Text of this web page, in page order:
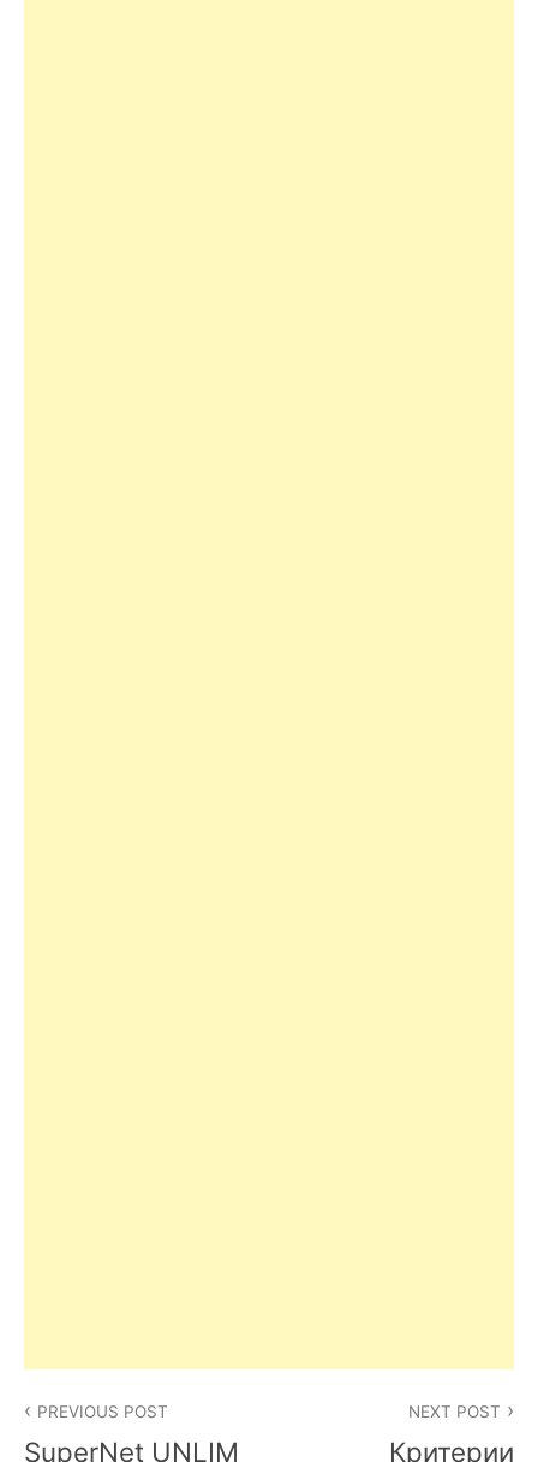
navigation
PREVIOUS POST
SuperNet UNLIM
NEXT POST
Критерии